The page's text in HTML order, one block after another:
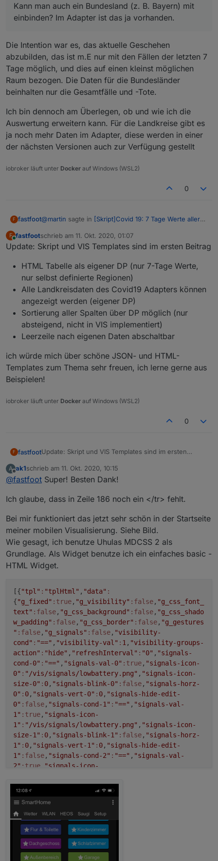
Kann man auch ein Bundesland (z. B. Bayern) mit
einbinden? Im Adapter ist das ja vorhanden.
Die Intention war es, das aktuelle Geschehen
abzubilden, das ist m.E nur mit den Fällen der letzten 7
Tage möglich, und dies auf einen kleinst möglichen
Raum bezogen. Die Daten für die Bundesländer
beinhalten nur die Gesamtfälle und -Tote.
Ich bin dennoch am Überlegen, ob und wie ich die
Auswertung erweitern kann. Für die Landkreise gibt es
ja noch mehr Daten im Adapter, diese werden in einer
der nächsten Versionen auch zur Verfügung gestellt
iobroker läuft unter Docker auf Windows (WSL2)
0
F fastfoot@martin sagte in [Skript]Covid 19: 7 Tage Werte aller
Danke für alles. Hat wunderbar per Copy & Paste
Kann man auch ein Bundesland (z. B. Bayern) mit
einbinden? Im Adapter ist das ja vorhanden.
Die Intention war es, das aktuelle Geschehen
abzubilden, das ist m.E nur mit den Fällen der letzten 7
Tage möglich, und dies auf einen kleinst möglichen
Raum bezogen. Die Daten für die Bundesländer
beinhalten nur die Gesamtfälle und -Tote.
Ich bin dennoch am Überlegen, ob und wie ich die
Auswertung erweitern kann. Für die Landkreise gibt
es ja noch mehr Daten im Adapter, diese werden in
einer der nächsten Versionen auch zur Verfügung
gestellt
F
Online
fastfootschrieb am 11. Okt. 2020, 01:07
zuletzt editiert von
Update: Skript und VIS Templates sind im ersten Beitrag
HTML Tabelle als eigener DP (nur 7-Tage Werte,
nur selbst definierte Regionen)
Alle Landkreisdaten des Covid19 Adapters können
angezeigt werden (eigener DP)
Sortierung aller Spalten über DP möglich (nur
absteigend, nicht in VIS implementiert)
Leerzeile nach eigenen Daten abschaltbar
ich würde mich über schöne JSON- und HTML-
Templates zum Thema sehr freuen, ich lerne gerne aus
Beispielen!
iobroker läuft unter Docker auf Windows (WSL2)
0
F fastfootUpdate: Skript und VIS Templates sind im ersten
HTML Tabelle als eigener DP (nur 7-Tage Werte,
nur selbst definierte Regionen)
können angezeigt werden (eigener DP)
absteigend, nicht in VIS implementiert)
Leerzeile nach eigenen Daten abschaltbar
ich würde mich über schöne JSON- und HTML-
aus Beispielen!
A
Offline
ak1schrieb am 11. Okt. 2020, 10:15
zuletzt editiert von
@fastfoot Super! Besten Dank!
Ich glaube, dass in Zeile 186 noch ein </tr> fehlt.
Bei mir funktioniert das jetzt sehr schön in der Startseite
meiner mobilen Visualisierung. Siehe Bild.
Wie gesagt, ich benutze Uhulas MDCSS 2 als
Grundlage. Als Widget benutze ich ein einfaches basic -
HTML Widget.
[{"tpl" : "tplHtml" , "data" :
{"g_fixed" :true, "g_visibility" :false, "g_css_font_
text" :false, "g_css_background" :false, "g_css_shado
w_padding" :false, "g_css_border" :false, "g_gestures
" :false, "g_signals" :false, "visibility-
cond" : "==" , "visibility-val" : 1 , "visibility-groups-
action" : "hide" , "refreshInterval" : "0" , "signals-
cond-0" : "==" , "signals-val-0" :true, "signals-icon-
0" : "/vis/signals/lowbattery.png" , "signals-icon-
size-0" : 0, "signals-blink-0" :false, "signals-horz-
0" : 0, "signals-vert-0" : 0, "signals-hide-edit-
0" :false, "signals-cond-1" : "==" , "signals-val-
1" :true, "signals-icon-
1" : "/vis/signals/lowbattery.png" , "signals-icon-
size-1" : 0, "signals-blink-1" :false, "signals-horz-
1" : 0, "signals-vert-1" : 0, "signals-hide-edit-
1" :false, "signals-cond-2" : "==" , "signals-val-
2" :true
"signals-icon-
size-2":0,"signals-blink-2":false
2":0,"signals-vert-2":0,"signals-hide-edit-
2" :false,"html"
{javascript.0.CoronaDE.html}"
mdui-striped mdui-table-opt-c1 mdui-table-
bordered mdui-table-opt-l "
change","lc-is-interval":true
moment":false "lc-format"